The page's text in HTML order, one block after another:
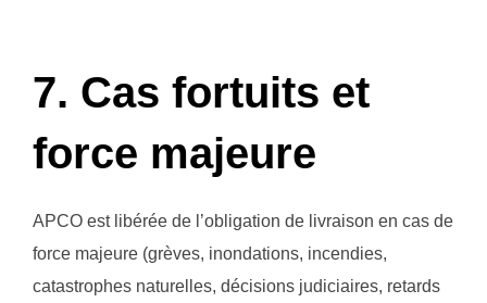
7. Cas fortuits et
force majeure
APCO est libérée de l’obligation de livraison en cas de
force majeure (grèves, inondations, incendies,
catastrophes naturelles, décisions judiciaires, retards